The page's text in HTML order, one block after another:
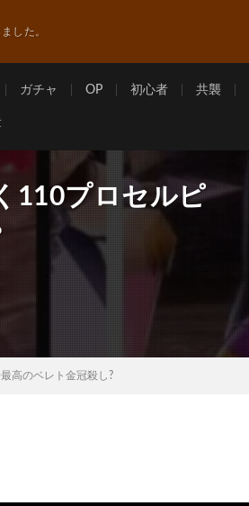
した。
ガチャ OP 初心者 共襲
110プロセルピ
高のベレト金冠殺し?